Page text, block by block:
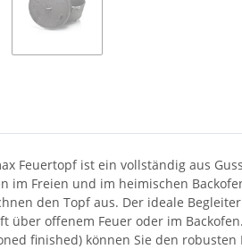
Feuertopf ist ein vollständig aus
im Freien und im heimischen
den Topf aus. Der ideale
über offenem Feuer oder im
finished) können Sie den